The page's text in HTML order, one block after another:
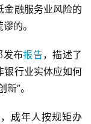
金融服务业风险的
的。
发布报告，描述了
银行业实体应如何
”。
成年人按规矩办